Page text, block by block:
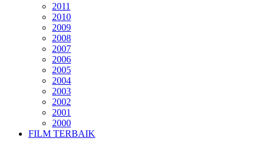
2011
2010
2009
2008
2007
2006
2005
2004
2003
2002
2001
2000
FILM TERBAIK